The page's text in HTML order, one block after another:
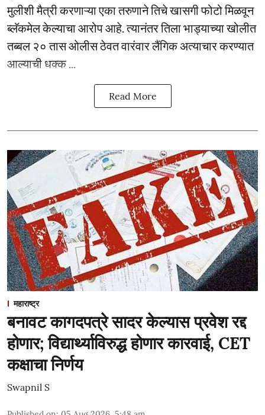
मुलीशी मैत्री करणाऱ्या एका तरुणाने तिचे खासगी फोटो मिळवून
ब्लॅकमेल केल्याचा आरोप आहे. त्यानंतर तिला भाड्याच्या खोलीत
तब्बल २० तास ओलीस ठेवत वारंवार लैंगिक अत्याचार करण्यात
आल्याची धक्क ...
Read More
महाराष्ट्र
बनावट कागदपत्रे सादर केल्यास प्रवेश रद्द
होणार; विद्यार्थ्याविरुद्ध होणार कारवाई, CET
कक्षाचा निर्णय
Swapnil S